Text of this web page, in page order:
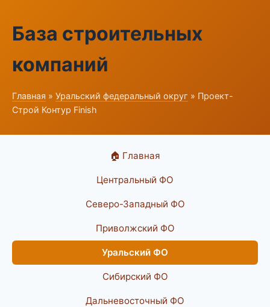
База строительных
компаний
Главная » Уральский федеральный округ » Проект-
Строй Контур Finish
🏠 Главная
Центральный ФО
Северо-Западный ФО
Приволжский ФО
Уральский ФО
Сибирский ФО
Дальневосточный ФО